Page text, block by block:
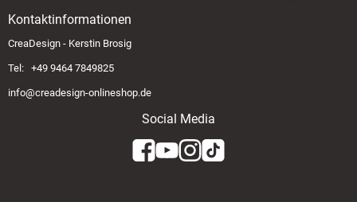
Kontaktinformationen
CreaDesign - Kerstin Brosig
Tel: +49 9464 7849825
info@creadesign-onlineshop.de
Social Media